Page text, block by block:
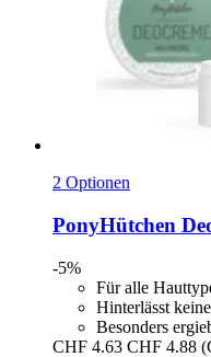
2 Optionen
PonyHütchen
-5%
Für alle
Hinterlässt
Besonders
CHF 4.63 CHF 4.88